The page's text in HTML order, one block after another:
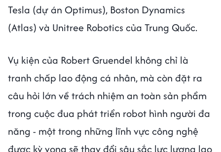
Tesla (dự án Optimus), Boston Dynamics
(Atlas) và Unitree Robotics của Trung Quốc.
Vụ kiện của Robert Gruendel không chỉ là
tranh chấp lao động cá nhân, mà còn đặt ra
câu hỏi lớn về trách nhiệm an toàn sản phẩm
trong cuộc đua phát triển robot hình người đa
năng - một trong những lĩnh vực công nghệ
được kỳ vọng sẽ thay đổi sâu sắc lực lượng lao